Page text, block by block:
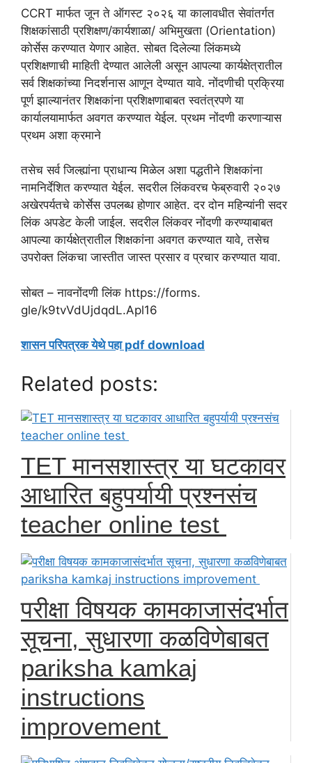
CCRT मार्फत जून ते ऑगस्ट २०२६ या कालावधीत सेवांतर्गत
शिक्षकांसाठी प्रशिक्षण/कार्यशाळा/ अभिमुखता (Orientation)
कोर्सेस करण्यात येणार आहेत. सोबत दिलेल्या लिंकमध्ये
प्रशिक्षणाची माहिती देण्यात आलेली असून आपल्या कार्यक्षेत्रातील
सर्व शिक्षकांच्या निदर्शनास आणून देण्यात यावे. नोंदणीची प्रक्रिया
पूर्ण झाल्यानंतर शिक्षकांना प्रशिक्षणाबाबत स्वतंत्रपणे या
कार्यालयामार्फत अवगत करण्यात येईल. प्रथम नोंदणी करणाऱ्यास
प्रथम अशा क्रमाने
तसेच सर्व जिल्ह्यांना प्राधान्य मिळेल अशा पद्धतीने शिक्षकांना
नामनिर्देशित करण्यात येईल. सदरील लिंकवरच फेब्रुवारी २०२७
अखेरपर्यतचे कोर्सेस उपलब्ध होणार आहेत. दर दोन महिन्यांनी सदर
लिंक अपडेट केली जाईल. सदरील लिंकवर नोंदणी करण्याबाबत
आपल्या कार्यक्षेत्रातील शिक्षकांना अवगत करण्यात यावे, तसेच
उपरोक्त लिंकचा जास्तीत जास्त प्रसार व प्रचार करण्यात यावा.
सोबत – नावनोंदणी लिंक https://forms.
gle/k9tvVdUjdqdL.Apl16
शासन परिपत्रक येथे पहा pdf download
Related posts:
TET मानसशास्त्र या घटकावर
आधारित बहुपर्यायी प्रश्नसंच
teacher online test
परीक्षा विषयक कामकाजासंदर्भात
सूचना, सुधारणा कळविणेबाबत
pariksha kamkaj
instructions
improvement